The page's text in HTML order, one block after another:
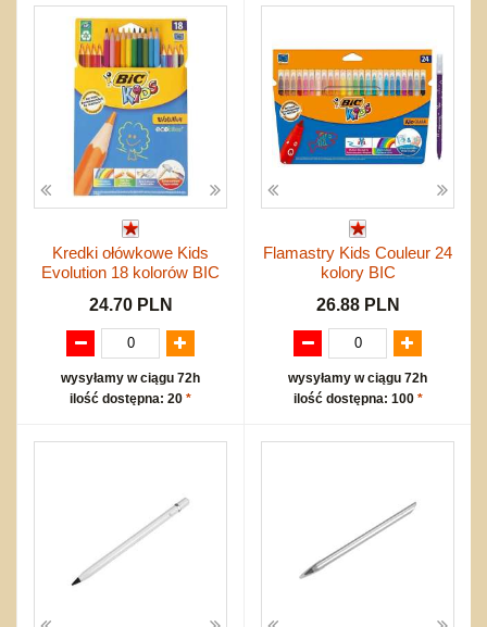
Kredki ołówkowe Kids
Evolution 18 kolorów BIC
24.70 PLN
wysyłamy w ciągu 72h
ilość dostępna: 20 *
Flamastry Kids Couleur 24
kolory BIC
26.88 PLN
wysyłamy w ciągu 72h
ilość dostępna: 100 *